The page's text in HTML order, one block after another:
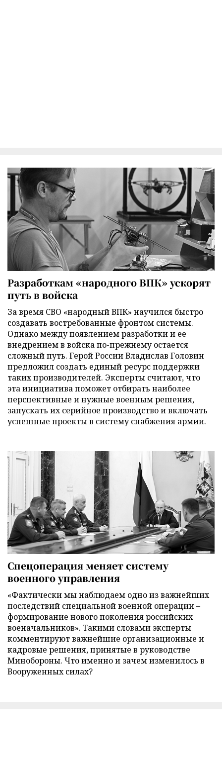
Разработкам «народного ВПК» ускорят
путь в войска
За время СВО «народный ВПК» научился быстро
создавать востребованные фронтом системы.
Однако между появлением разработки и ее
внедрением в войска по-прежнему остается
сложный путь. Герой России Владислав Головин
предложил создать единый ресурс поддержки
таких производителей. Эксперты считают, что
эта инициатива поможет отбирать наиболее
перспективные и нужные военным решения,
запускать их серийное производство и включать
успешные проекты в систему снабжения армии.
Спецоперация меняет систему
военного управления
«Фактически мы наблюдаем одно из важнейших
последствий специальной военной операции –
формирование нового поколения российских
военачальников». Такими словами эксперты
комментируют важнейшие организационные и
кадровые решения, принятые в руководстве
Минобороны. Что именно и зачем изменилось в
Вооруженных силах?